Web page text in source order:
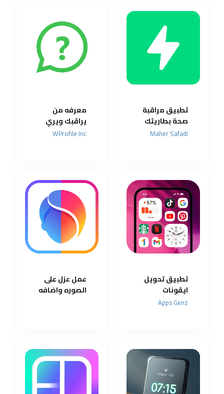
تطبيق مراقبة
صحة بطاريتك
ومعرفة
Maher Safadi
معرفه من
يراقبك ويري
صورتك في
WProfile Inc
تطبيق تحويل
ايقونات
تليفونات
Apps Genz
عمل عزل على
الصوره واضافه